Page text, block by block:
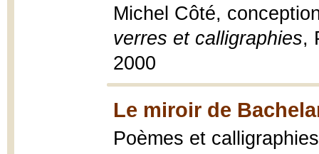
Michel Côté,
verres et calligraphies,
2000
Le miroir de
Poèmes et